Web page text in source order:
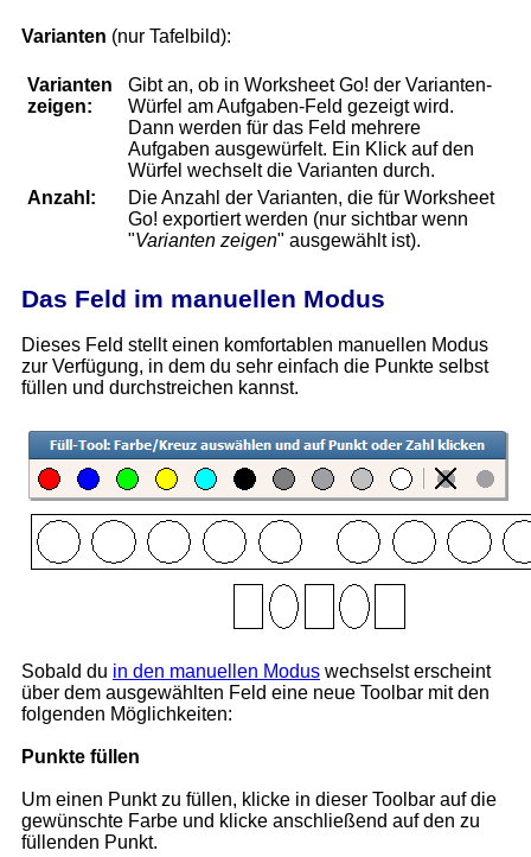
Varianten (nur Tafelbild):
Varianten
zeigen:
Gibt an, ob in Worksheet Go! der Varianten-
Würfel am Aufgaben-Feld gezeigt wird.
Dann werden für das Feld mehrere
Aufgaben ausgewürfelt. Ein Klick auf den
Würfel wechselt die Varianten durch.
Anzahl:
Die Anzahl der Varianten, die für Worksheet
Go! exportiert werden (nur sichtbar wenn
"Varianten zeigen" ausgewählt ist).
Das Feld im manuellen Modus
Dieses Feld stellt einen komfortablen manuellen Modus
zur Verfügung, in dem du sehr einfach die Punkte selbst
füllen und durchstreichen kannst.
Sobald du in den manuellen Modus wechselst erscheint
über dem ausgewählten Feld eine neue Toolbar mit den
folgenden Möglichkeiten:
Punkte füllen
Um einen Punkt zu füllen, klicke in dieser Toolbar auf die
gewünschte Farbe und klicke anschließend auf den zu
füllenden Punkt.